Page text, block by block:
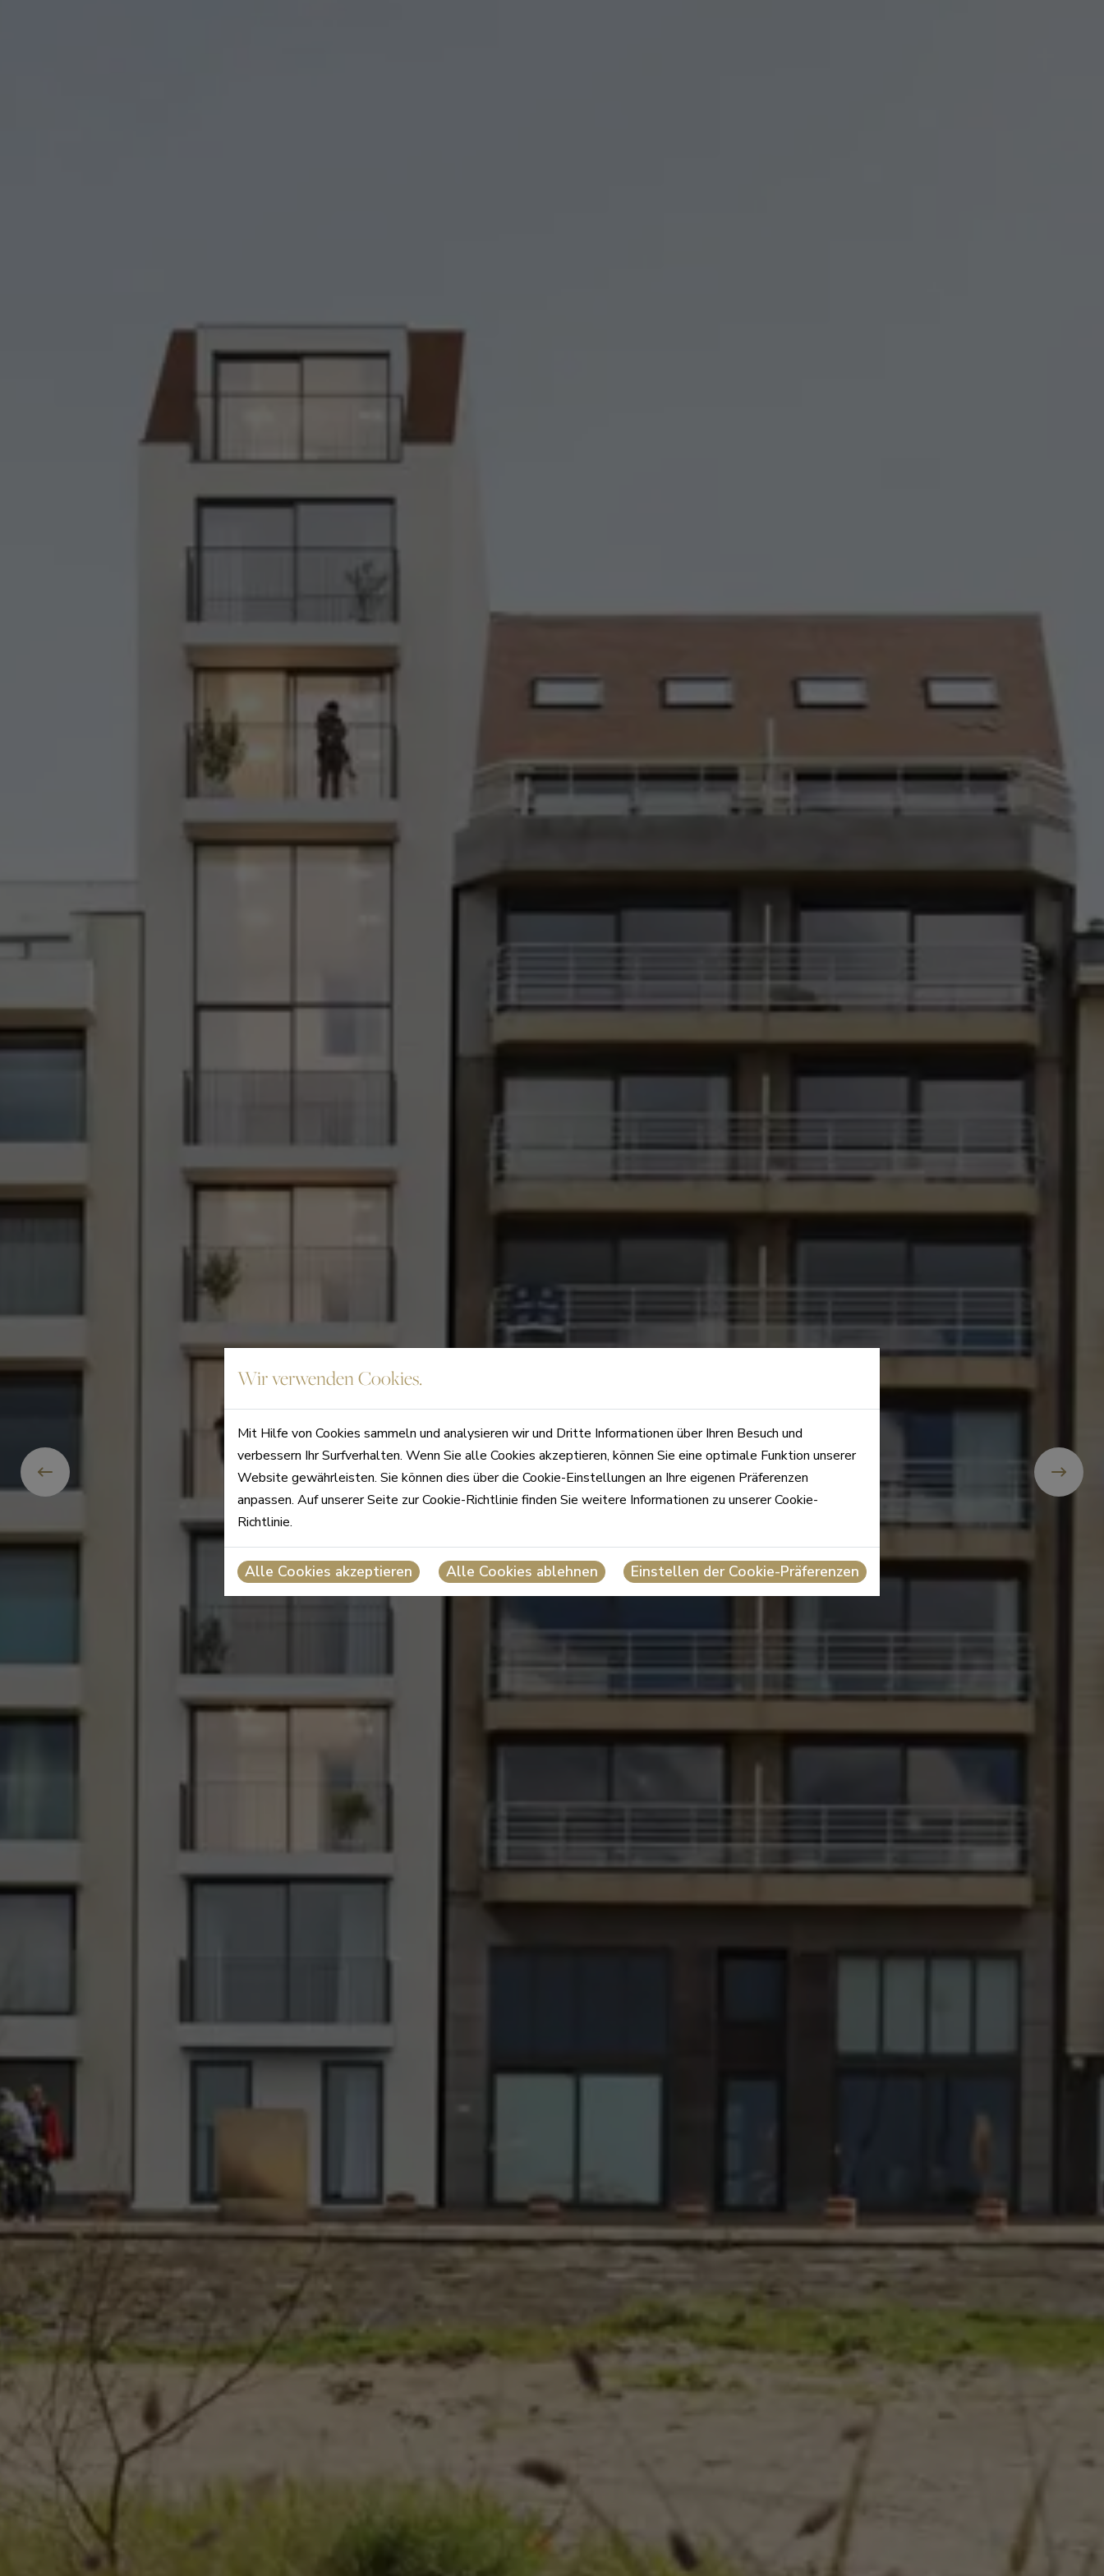
Wir verwenden Cookies.
Mit Hilfe von Cookies sammeln und analysieren wir und Dritte Informationen über Ihren Besuch und
verbessern Ihr Surfverhalten. Wenn Sie alle Cookies akzeptieren, können Sie eine optimale Funktion unserer
Website gewährleisten. Sie können dies über die Cookie-Einstellungen an Ihre eigenen Präferenzen
anpassen. Auf unserer Seite zur Cookie-Richtlinie finden Sie weitere Informationen zu unserer Cookie-
Richtlinie.
Alle Cookies akzeptieren Alle Cookies ablehnen Einstellen der Cookie-Präferenzen